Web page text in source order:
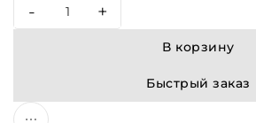
- +
В корзину
Быстрый заказ